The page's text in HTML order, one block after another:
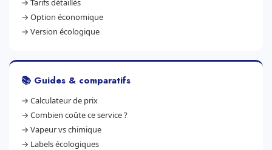
→ Tarifs détaillés
→ Option économique
→ Version écologique
📚 Guides & comparatifs
→ Calculateur de prix
→ Combien coûte ce service ?
→ Vapeur vs chimique
→ Labels écologiques